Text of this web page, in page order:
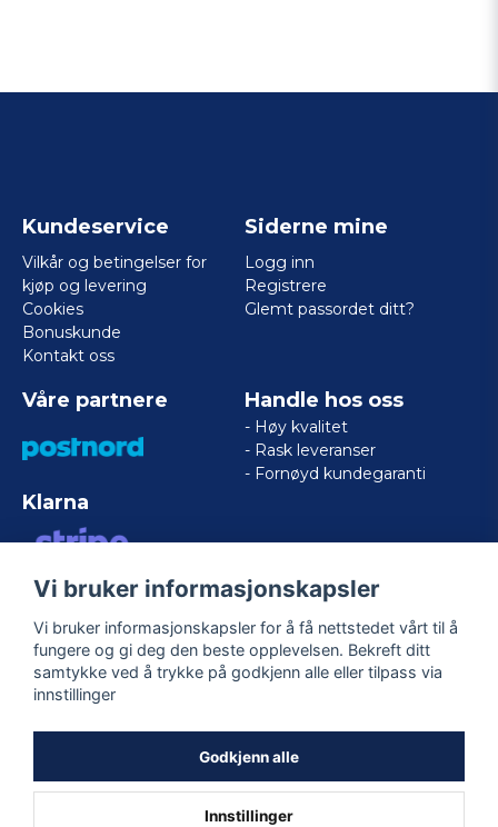
Kundeservice
Vilkår og betingelser for
kjøp og levering
Cookies
Bonuskunde
Kontakt oss
Siderne mine
Logg inn
Registrere
Glemt passordet ditt?
Våre partnere
Klarna
VISA/MASTERCARD/AMERICAN
Handle hos oss
- Høy kvalitet
- Rask leveranser
- Fornøyd kundegaranti
Følg oss
Vi bruker informasjonskapsler
Vi bruker informasjonskapsler for å få nettstedet vårt til å
fungere og gi deg den beste opplevelsen. Bekreft ditt
samtykke ved å trykke på godkjenn alle eller tilpass via
innstillinger
Godkjenn alle
Innstillinger